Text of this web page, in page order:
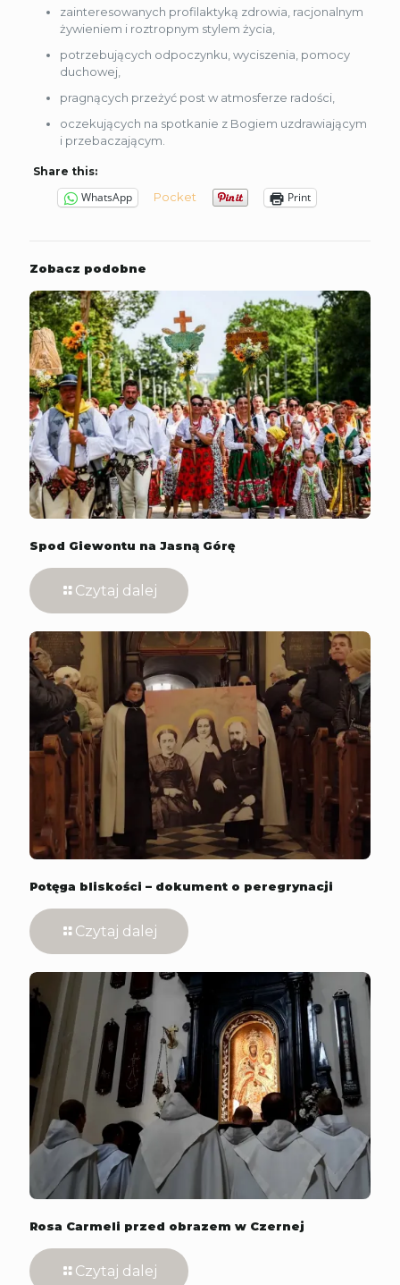
zainteresowanych profilaktyką zdrowia, racjonalnym
żywieniem i roztropnym stylem życia,
potrzebujących odpoczynku, wyciszenia, pomocy
duchowej,
pragnących przeżyć post w atmosferze radości,
oczekujących na spotkanie z Bogiem uzdrawiającym
i przebaczającym.
Share this:
WhatsApp Pocket Print
Zobacz podobne
Spod Giewontu na Jasną Górę
Czytaj dalej
Potęga bliskości – dokument o peregrynacji
Czytaj dalej
Rosa Carmeli przed obrazem w Czernej
Czytaj dalej